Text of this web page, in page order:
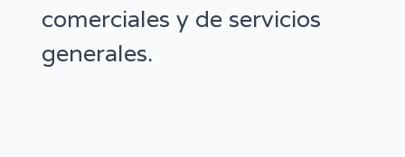
comerciales y de servicios
generales.